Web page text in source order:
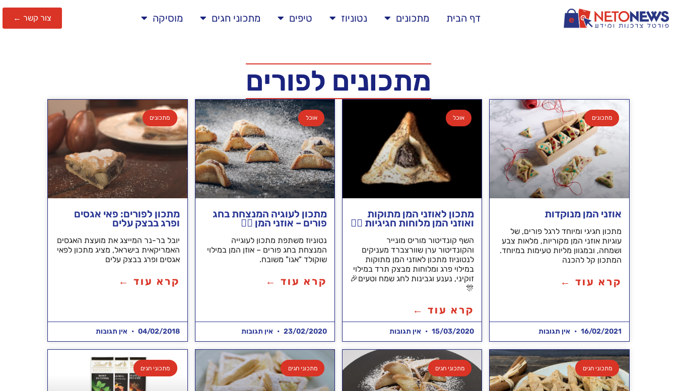
צור קשר ← דף הבית מתכונים נטוניוז טיפים מתכוני חגים מוסיקה
מתכונים לפורים
מתכונים
אוזני המן מנוקדות
מתכון חגיגי ומיוחד לרגל פורים, של
עוגיות אוזני המן מקוריות, מלאות צבע
ושמחה, ובמגוון מליות טעימות במיוחד.
המתכון קל להכנה
קרא עוד ←
16/02/2021 אין תגובות
אוכל
מתכון לאוזני המן מתוקות
ואוזני המן מלוחות חגיגיות 🦹‍♀️
השף קונדיטור מוריס מונייר
והקונדיטור ערן שוורצברד מעניקים
לנטוניוז מתכון לאוזני המן מתוקות
במילוי פרג ומלוחות מבצק תרד במילוי
זוקיני, נענע וגבינות לחג שמח וטעים🎉
🎊
קרא עוד ←
15/03/2020 אין תגובות
אוכל
מתכון לעוגיה המנצחת בחג
פורים – אוזני המן 🦹‍♀️
נטוניוז משתפת מתכון לעוגייה
המנצחת בחג פורים – אוזן המן במילוי
שוקולד "אגו" משובח.
קרא עוד ←
23/02/2020 אין תגובות
מתכונים
מתכון לפורים: פאי אגסים
ופרג בבצק עלים
יובל בר-נר המייצג את מועצת האגסים
האמריקאית בישראל, מציג מתכון לפאי
אגסים ופרג בבצק עלים
קרא עוד ←
04/02/2018 אין תגובות
מתכוני חגים מתכוני חגים מתכוני חגים מתכוני חגים